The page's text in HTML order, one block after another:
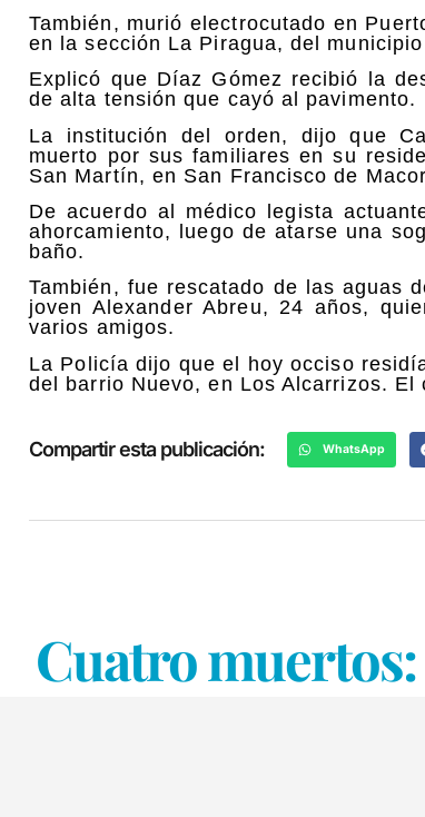
También, murió electrocutado en
en la sección La Piragua, del
Explicó que Díaz Gómez recibió la
de alta tensión que cayó al pavimento.
La institución del orden, dijo que
muerto por sus familiares en su
San Martín, en San Francisco de
De acuerdo al médico legista
ahorcamiento, luego de atarse una
baño.
También, fue rescatado de las aguas
joven Alexander Abreu, 24 años,
varios amigos.
La Policía dijo que el hoy occiso
del barrio Nuevo, en Los Alcarrizos. El
Compartir esta publicación: WhatsApp
Cuatro muertos: